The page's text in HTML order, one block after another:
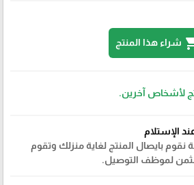
شراء هذا المنتج
لأشخاص آخرين.
الإستلام
نقوم بايصال المنتج لغاية منزلك وتقوم
لموظف التوصيل.